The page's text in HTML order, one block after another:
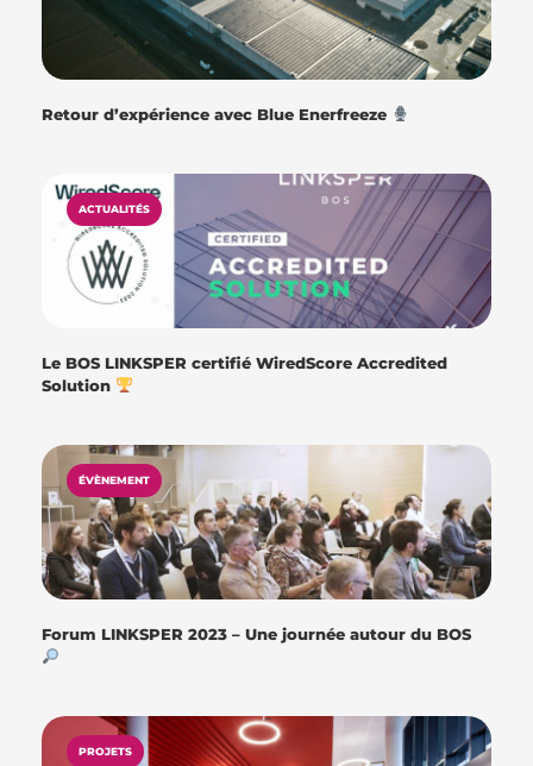
Retour d’expérience avec Blue Enerfreeze
ACTUALITÉS
Le BOS LINKSPER certifié WiredScore Accredited
Solution
ÉVÈNEMENT
Forum LINKSPER 2023 – Une journée autour du BOS
PROJETS